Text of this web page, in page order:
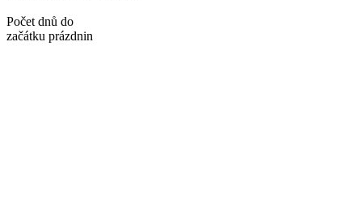
Počet dnů do
začátku prázdnin